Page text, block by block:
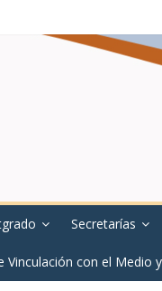
Secretarías
Vinculación con el Medio